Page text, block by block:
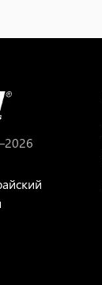
2026